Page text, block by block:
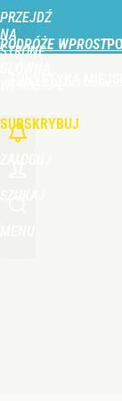
PRZEJDŹ
NA
STRONĘ
PODRÓŻE WPROST
SUBSKRYBUJ